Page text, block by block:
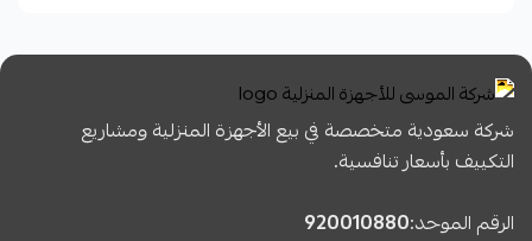
شركة سعودية متخصصة في بيع الأجهزة المنزلية ومشاريع
التكييف بأسعار تنافسية.
الرقم الموحد:920010880